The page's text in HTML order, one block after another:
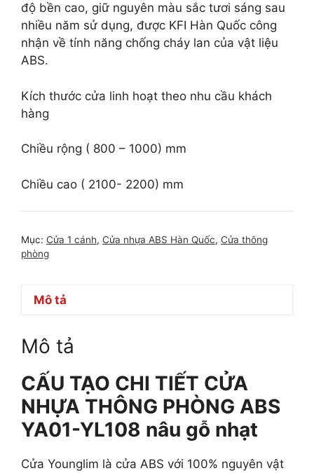
độ bền cao, giữ nguyên màu sắc tươi sáng sau
nhiều năm sử dụng, được KFI Hàn Quốc công
nhận về tính năng chống cháy lan của vật liệu
ABS.
Kích thước cửa linh hoạt theo nhu cầu khách
hàng
Chiều rộng ( 800 – 1000) mm
Chiều cao ( 2100- 2200) mm
Mục: Cửa 1 cánh, Cửa nhựa ABS Hàn Quốc, Cửa thông
phòng
Mô tả
Mô tả
CẤU TẠO CHI TIẾT CỬA
NHỰA THÔNG PHÒNG ABS
YA01-YL108 nâu gỗ nhạt
Cửa Younglim là cửa ABS với 100% nguyên vật